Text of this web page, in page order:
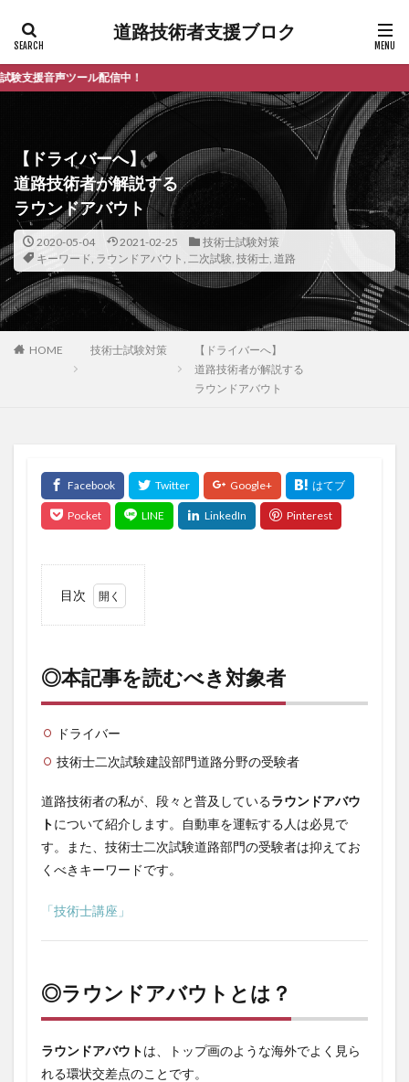
道路技術者支援ブロク
ツール配信中！
【ドライバーへ】
道路技術者が解説する
ラウンドアバウト
2020-05-04 2021-02-25
技術士試験対策
キーワード, ラウンドアバウト , 二次試験, 技術士, 道路
HOME 技術士試験対策
【ドライバーへ】
道路技術者が解説する
ラウンドアバウト
目次
を読
むべ
き対
◎ラ
ドア
トと
は？
2.1
ット
2.1.1
2.1.2
▶円滑
2.1.3
◎本記事を読むべき対象者
ドライバー
技術士二次試験建設部門道路分野の受験者
道路技術者の私が、段々と普及しているラウンドアバウ
トについて紹介します。自動車を運転する人は必見で
す。また、技術士二次試験道路部門の受験者は抑えてお
くべきキーワードです。
「技術士講座」
◎ラウンドアバウト とは？
ラウンドアバウトは、トップ画のような海外でよく見ら
れる環状交差点のことです。